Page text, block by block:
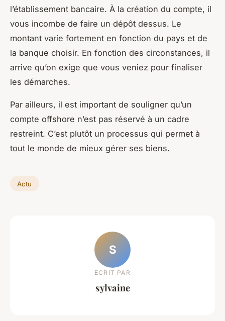
l’établissement bancaire. À la création du compte, il
vous incombe de faire un dépôt dessus. Le
montant varie fortement en fonction du pays et de
la banque choisir. En fonction des circonstances, il
arrive qu’on exige que vous veniez pour finaliser
les démarches.
Par ailleurs, il est important de souligner qu’un
compte offshore n’est pas réservé à un cadre
restreint. C’est plutôt un processus qui permet à
tout le monde de mieux gérer ses biens.
Actu
S
ECRIT PAR
sylvaine